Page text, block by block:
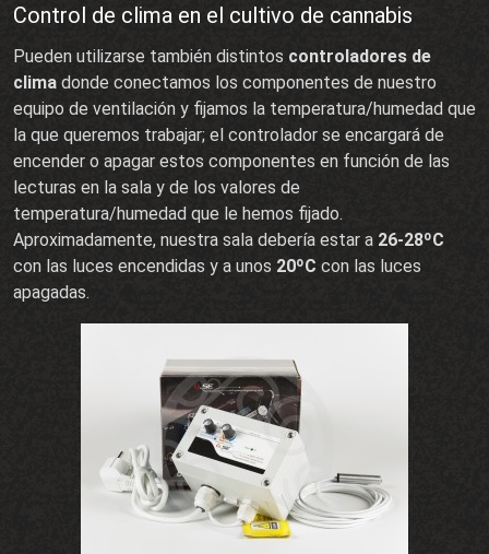
Control de clima en el cultivo de cannabis
Pueden utilizarse también distintos controladores de
clima donde conectamos los componentes de nuestro
equipo de ventilación y fijamos la temperatura/humedad que
la que queremos trabajar; el controlador se encargará de
encender o apagar estos componentes en función de las
lecturas en la sala y de los valores de
temperatura/humedad que le hemos fijado.
Aproximadamente, nuestra sala debería estar a 26-28ºC
con las luces encendidas y a unos 20ºC con las luces
apagadas.